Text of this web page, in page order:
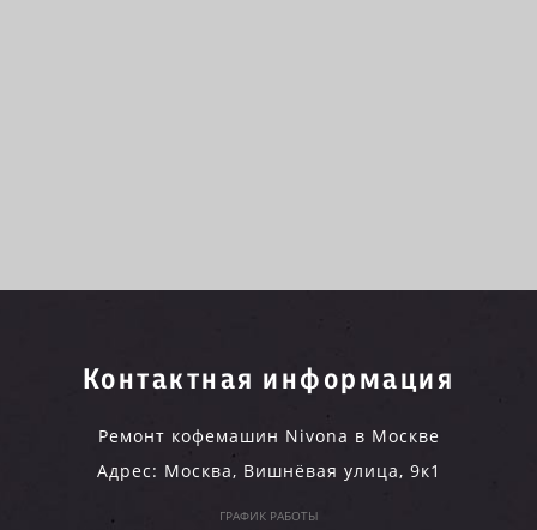
Контактная информация
Ремонт кофемашин Nivona в Москве
Адрес: Москва, Вишнёвая улица, 9к1
ГРАФИК РАБОТЫ